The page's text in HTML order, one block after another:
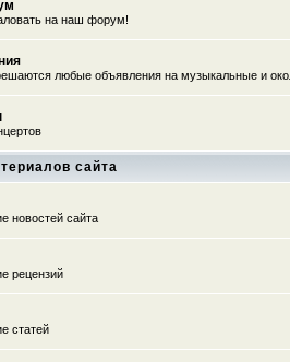
на наш форум!
любые объявления на музыкальные и
сайта
новостей сайта
рецензий
статей